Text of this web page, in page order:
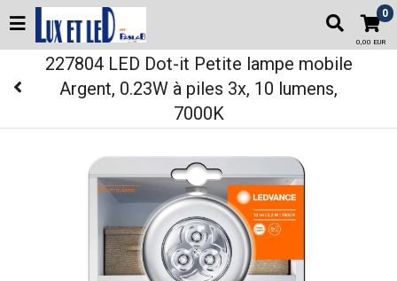
0
0,00 EUR
227804 LED Dot-it Petite lampe mobile
Argent, 0.23W à piles 3x, 10 lumens,
7000K